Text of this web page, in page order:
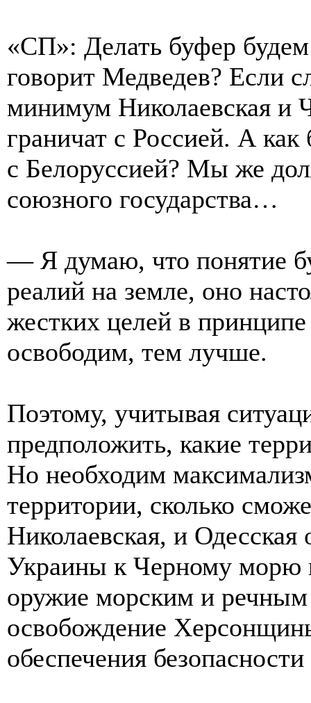
«СП»: Делать буфер будем
говорит Медведев? Если
минимум Николаевская и
граничат с Россией. А
с Белоруссией? Мы же
союзного государства…
— Я думаю, что понятие
реалий на земле, оно
жестких целей в
освободим, тем лучше.
Поэтому, учитывая
предположить, какие
Но необходим
территории, сколько
Николаевская, и
Украины к Черному морю
оружие морским и
освобождение
обеспечения